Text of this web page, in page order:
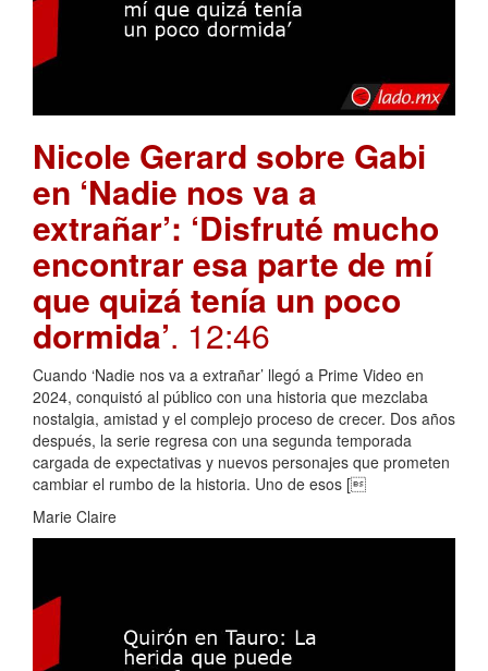
Nicole Gerard sobre Gabi
en ‘Nadie nos va a
extrañar’: ‘Disfruté mucho
encontrar esa parte de mí
que quizá tenía un poco
dormida’. 12:46
Cuando ‘Nadie nos va a extrañar’ llegó a Prime Video en
2024, conquistó al público con una historia que mezclaba
nostalgia, amistad y el complejo proceso de crecer. Dos años
después, la serie regresa con una segunda temporada
cargada de expectativas y nuevos personajes que prometen
cambiar el rumbo de la historia. Uno de esos [
Marie Claire